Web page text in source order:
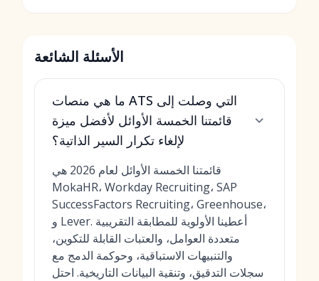
الأسئلة الشائعة
ما هي منصات ATS التي وصلت إلى
قائمتنا الخمسة الأوائل لأفضل ميزة
لإلغاء تكرار السير الذاتية؟
قائمتنا الخمسة الأوائل لعام 2026 هي
MokaHR، Workday Recruiting، SAP
SuccessFactors Recruiting، Greenhouse،
و Lever. أعطينا الأولوية للمطابقة التقريبية
متعددة العوامل، والعتبات القابلة للتكوين،
والتنبيهات الاستباقية، وحوكمة الدمج مع
سجلات التدقيق، وتنقية البيانات التاريخية. احتل